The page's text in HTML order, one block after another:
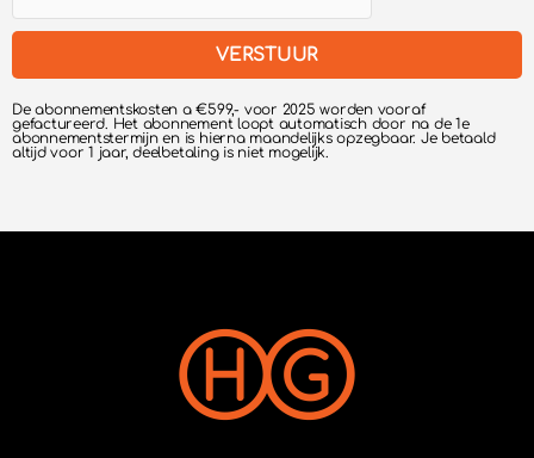
VERSTUUR
De abonnementskosten a €599,- voor 2025 worden vooraf
gefactureerd. Het abonnement loopt automatisch door na de 1e
abonnementstermijn en is hierna maandelijks opzegbaar. Je betaald
altijd voor 1 jaar, deelbetaling is niet mogelijk.